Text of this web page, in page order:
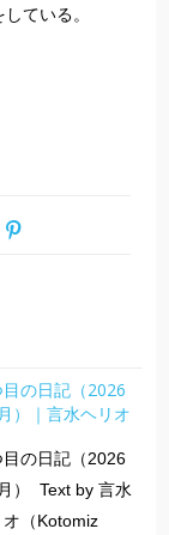
ている。
の日記（2026
）｜言水ヘリオ
目の日記（2026
） Text by 言水
オ（Kotomiz